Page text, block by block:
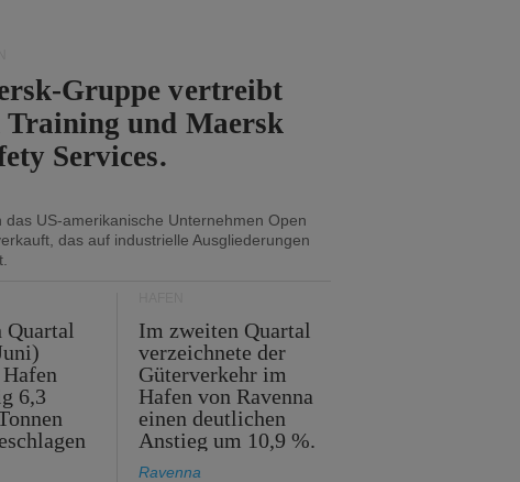
Gruppe vertreibt
Training und Maersk
Services.
das US-amerikanische Unternehmen Open
das auf industrielle Ausgliederungen
Quartal
6,3
Im zweiten Quartal
verzeichnete der
Güterverkehr im
Hafen von Ravenna
einen deutlichen
Anstieg um 10,9 %.
Ravenna